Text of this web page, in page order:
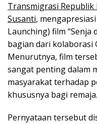
Transmigrasi Republik
Susanti,
Launching) film “Senja
bagian dari kolaborasi
Menurutnya, film
sangat penting dalam
masyarakat terhadap
khususnya bagi remaja.
Pernyataan tersebut